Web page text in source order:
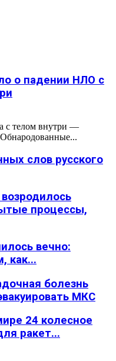
о падении НЛО с
с телом внутри —
слов русского
процессы,
вечно:
как...
болезнь
МКС
24 колесное
ракет...